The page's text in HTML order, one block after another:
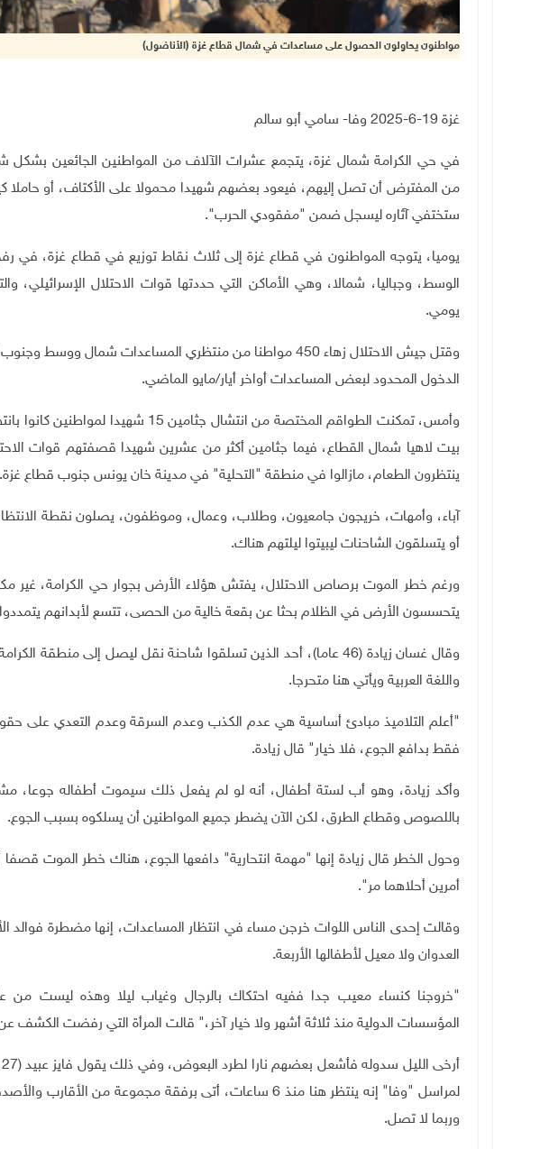
مواطنون يحاولون الحصول على مساعدات في شمال قطاع غزة (الأناضول)
غزة 19-6-2025 وفا- سامي أبو سالم
في حي الكرامة شمال غزة، يتجمع عشرات الآلاف من المواطنين الجائعين بشكل
من المفترض أن تصل إليهم، فيعود بعضهم شهيدا محمولا على الأكتاف، أو حاملا
ستختفي آثاره ليسجل ضمن "مفقودي الحرب".
يوميا، يتوجه المواطنون في قطاع غزة إلى ثلاث نقاط توزيع في قطاع غزة، في
الوسط، وجباليا، شمالا، وهي الأماكن التي حددتها قوات الاحتلال
يومي.
وقتل جيش الاحتلال زهاء 450 مواطنا من منتظري المساعدات شمال
الدخول المحدود لبعض المساعدات أواخر أيار/مايو الماضي.
وأمس، تمكنت الطواقم المختصة من انتشال
ينتظرون الطعام، مازالوا في منطقة "التحلية" في مدينة خان يونس جنوب قطاع غزة.
آباء، وأمهات، خريجون جامعيون، وطلاب، وعمال، وموظفون، يصلون نقطة
أو يتسلقون الشاحنات ليبيتوا ليلتهم هناك.
ورغم خطر الموت برصاص الاحتلال، يفتش هؤلاء الأرض بجوار حي الكرامة، غير
يتحسسون الأرض في الظلام بحثا عن بقعة خالية من الحصى، تتسع لأبدانهم
وقال غسان زيادة (46 عاما)، أحد الذين تسلقوا شاحنة نقل ليصل إلى منطقة
واللغة العربية ويأتي هنا متحرجا.
"أعلم التلاميذ مبادئ أساسية هي عدم الكذب وعدم السرقة وعدم التعدي على
فقط بدافع الجوع، فلا خيار" قال زيادة.
وأكد زيادة، وهو أب لستة أطفال، أنه لو لم يفعل ذلك سيموت أطفاله جوعا،
باللصوص وقطاع الطرق، لكن الآن يضطر جميع المواطنين أن يسلكوه بسبب الجوع.
وحول الخطر قال زيادة إنها "مهمة انتحارية" دافعها الجوع، هناك خطر الموت
أمرين أحلاهما مر".
وقالت إحدى الناس اللوات خرجن مساء في انتظار المساعدات، إنها مضطرة فوالد
العدوان ولا معيل لأطفالها الأربعة.
"خروجنا كنساء معيب جدا ففيه احتكاك بالرجال وغياب ليلا وهذه ليست من
المؤسسات الدولية منذ ثلاثة أشهر ولا خيار آخر،" قالت المرأة التي رفضت
لمراسل "وفا" إنه ينتظر هنا منذ 6 ساعات، أتى برفقة مجموعة من
وربما لا تصل.